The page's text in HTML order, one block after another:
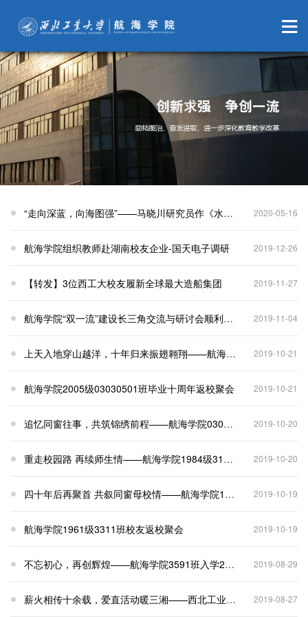
“走向深蓝，向海图强”——马晓川研究员作《水下航行器的声学知识科普》专题报告 2020-05-16
航海学院组织教师赴湖南校友企业-国天电子调研 2019-12-26
【转发】3位西工大校友履新全球最大造船集团 2019-11-27
航海学院“双一流”建设长三角交流与研讨会顺利举行 2019-11-04
上天入地穿山越洋，十年归来振翅翱翔——航海学院03020501班毕业十周年返校聚会 2019-10-21
航海学院2005级03030501班毕业十周年返校聚会 2019-10-21
追忆同窗往事，共筑锦绣前程——航海学院03040502班毕业十周年返校聚会 2019-10-20
重走校园路 再续师生情——航海学院1984级3141班校友返校聚会 2019-10-20
四十年后再聚首 共叙同窗母校情——航海学院1979级3191班、3591班入学40周年返校聚会 2019-10-19
航海学院1961级3311班校友返校聚会 2019-10-19
不忘初心，再创辉煌——航海学院3591班入学20周年返校聚会 2019-08-29
薪火相传十余载，爱直活动暖三湘——西北工业大学爱心直通车活动湖南站 2019-08-27